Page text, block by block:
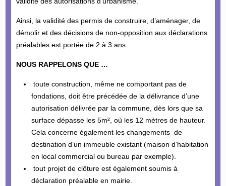
Ainsi, la validité des permis de construire, d’aménager, de
démolir et des décisions de non-opposition aux déclarations
préalables est portée de 2 à 3 ans.
NOUS RAPPELONS QUE …
toute construction, même ne comportant pas de
fondations, doit être précédée de la délivrance d’une
autorisation délivrée par la commune, dès lors que sa
surface dépasse les 5m², où les 12 mètres de hauteur.
Cela concerne également les changements de
destination d’un immeuble existant (maison d’habitation
en local commercial ou bureau par exemple).
tout projet de clôture est également soumis à
déclaration préalable en mairie.